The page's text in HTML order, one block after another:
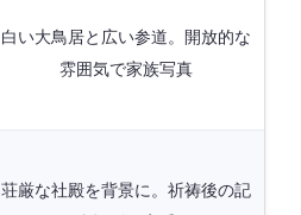
白い大鳥居と広い参道。開放的な
雰囲気で家族写真
荘厳な社殿を背景に。祈祷後の記